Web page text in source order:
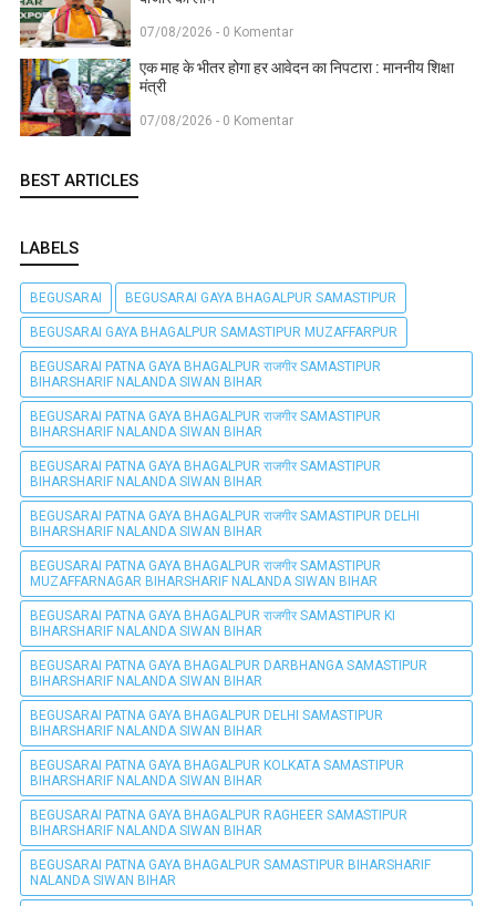
07/08/2026 - 0 Komentar
एक माह के भीतर होगा हर आवेदन का निपटारा : माननीय शिक्षा
मंत्री
07/08/2026 - 0 Komentar
BEST ARTICLES
LABELS
BEGUSARAI BEGUSARAI GAYA BHAGALPUR SAMASTIPUR
BEGUSARAI GAYA BHAGALPUR SAMASTIPUR MUZAFFARPUR
BEGUSARAI PATNA GAYA BHAGALPUR राजगीर SAMASTIPUR
BIHARSHARIF NALANDA SIWAN BIHAR
BEGUSARAI PATNA GAYA BHAGALPUR राजगीर SAMASTIPUR
BIHARSHARIF NALANDA SIWAN BIHAR
BEGUSARAI PATNA GAYA BHAGALPUR राजगीर SAMASTIPUR
BIHARSHARIF NALANDA SIWAN BIHAR
BEGUSARAI PATNA GAYA BHAGALPUR राजगीर SAMASTIPUR DELHI
BIHARSHARIF NALANDA SIWAN BIHAR
BEGUSARAI PATNA GAYA BHAGALPUR राजगीर SAMASTIPUR
MUZAFFARNAGAR BIHARSHARIF NALANDA SIWAN BIHAR
BEGUSARAI PATNA GAYA BHAGALPUR राजगीर SAMASTIPUR KI
BIHARSHARIF NALANDA SIWAN BIHAR
BEGUSARAI PATNA GAYA BHAGALPUR DARBHANGA SAMASTIPUR
BIHARSHARIF NALANDA SIWAN BIHAR
BEGUSARAI PATNA GAYA BHAGALPUR DELHI SAMASTIPUR
BIHARSHARIF NALANDA SIWAN BIHAR
BEGUSARAI PATNA GAYA BHAGALPUR KOLKATA SAMASTIPUR
BIHARSHARIF NALANDA SIWAN BIHAR
BEGUSARAI PATNA GAYA BHAGALPUR RAGHEER SAMASTIPUR
BIHARSHARIF NALANDA SIWAN BIHAR
BEGUSARAI PATNA GAYA BHAGALPUR SAMASTIPUR BIHARSHARIF
NALANDA SIWAN BIHAR